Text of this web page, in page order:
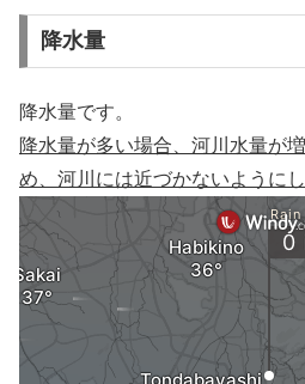
降水量
降水量です。
降水量が多い場合、河川水量が
め、河川には近づかないようにし